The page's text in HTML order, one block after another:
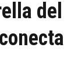
c
i
ó
del